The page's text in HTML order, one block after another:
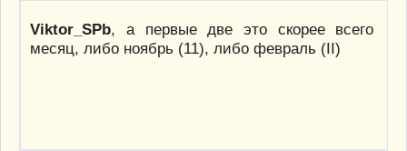
Viktor_SPb, а первые две это скорее всего
месяц, либо ноябрь (11), либо февраль (II)